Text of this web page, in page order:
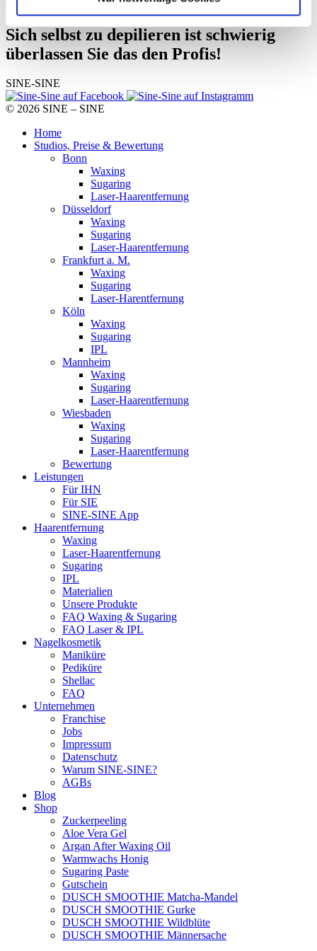
Können Laser oder IPL bei Tattoos angewendet werden?
Sich selbst zu depilieren ist schwierig
überlassen Sie das den Profis!
SINE-SINE
© 2026 SINE – SINE
Home
Studios, Preise & Bewertung
Bonn
Waxing
Sugaring
Laser-Haarentfernung
Düsseldorf
Waxing
Sugaring
Laser-Haarentfernung
Frankfurt a. M.
Waxing
Sugaring
Laser-Harentfernung
Köln
Waxing
Sugaring
IPL
Mannheim
Waxing
Sugaring
Laser-Haarentfernung
Wiesbaden
Waxing
Sugaring
Laser-Haarentfernung
Bewertung
Leistungen
Für IHN
Für SIE
SINE-SINE App
Haarentfernung
Waxing
Laser-Haarentfernung
Sugaring
IPL
Materialien
Unsere Produkte
FAQ Waxing & Sugaring
FAQ Laser & IPL
Nagelkosmetik
Maniküre
Pediküre
Shellac
FAQ
Unternehmen
Franchise
Jobs
Impressum
Datenschutz
Warum SINE-SINE?
AGBs
Blog
Shop
Zuckerpeeling
Aloe Vera Gel
Argan After Waxing Oil
Warmwachs Honig
Sugaring Paste
Gutschein
DUSCH SMOOTHIE Matcha-Mandel
DUSCH SMOOTHIE Gurke
DUSCH SMOOTHIE Wildblüte
DUSCH SMOOTHIE Männersache